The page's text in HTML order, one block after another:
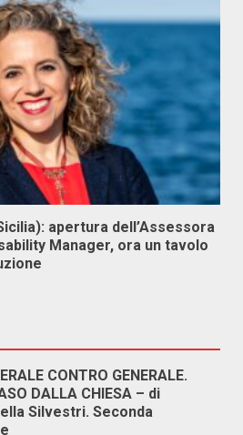
apertura dell’Assessora
Manager, ora un tavolo
CONTRO GENERALE.
DALLA CHIESA – di
Silvestri. Seconda